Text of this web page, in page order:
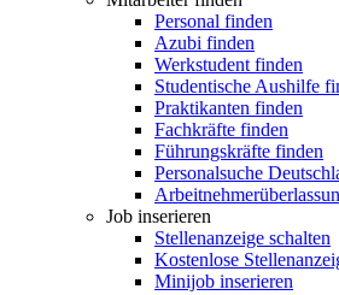
Personal finden
Azubi finden
Werkstudent finden
Studentische Aushilfe
Praktikanten finden
Fachkräfte finden
Führungskräfte finden
Personalsuche
Job inserieren
Stellenanzeige schalten
Kostenlose
Minijob inserieren